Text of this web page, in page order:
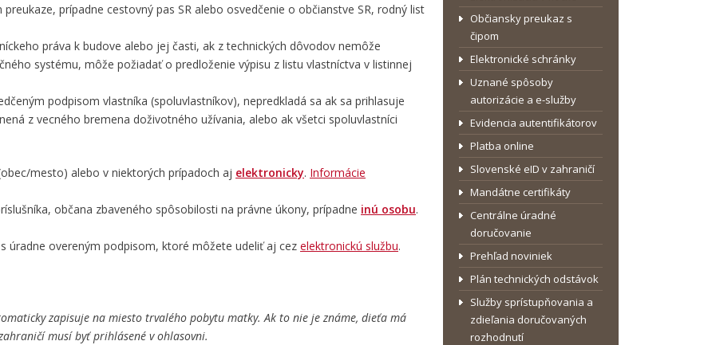
prípadne cestovný pas SR alebo osvedčenie o občianstve SR, rodný list
práva k budove alebo jej časti, ak z technických dôvodov nemôže
systému, môže požiadať o predloženie výpisu z listu vlastníctva v listinnej
podpisom vlastníka (spoluvlastníkov), nepredkladá sa ak sa prihlasuje
z vecného bremena doživotného užívania, alebo ak všetci spoluvlastníci
mesto) alebo v niektorých prípadoch aj elektronicky. Informácie
občana zbaveného spôsobilosti na právne úkony, prípadne inú osobu.
úradne overeným podpisom, ktoré môžete udeliť aj cez elektronickú službu.
zapisuje na miesto trvalého pobytu matky. Ak to nie je známe, dieťa má
musí byť prihlásené v ohlasovni.
Občiansky preukaz s
čipom
Elektronické schránky
Uznané spôsoby
autorizácie a e-služby
Evidencia autentifikátorov
Platba online
Slovenské eID v zahraničí
Mandátne certifikáty
Centrálne úradné
doručovanie
Prehľad noviniek
Plán technických odstávok
Služby sprístupňovania a
zdieľania doručovaných
rozhodnutí